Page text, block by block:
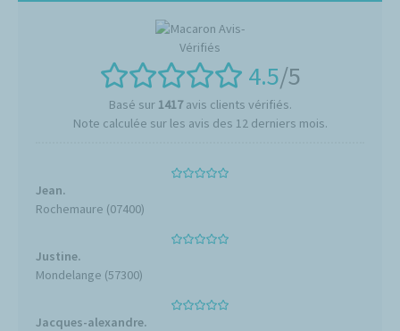
4.5/5
Basé sur 1417avis clients vérifiés.
Note calculée sur les avis des 12 derniers mois.
Jean.
Rochemaure (07400)
Justine.
Mondelange (57300)
Jacques-alexandre.